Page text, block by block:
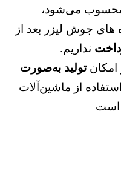
می‌شود،
های جوش لیزر بعد از
نداریم.
تولید به‌صورت
استفاده از ماشین‌آلات
است